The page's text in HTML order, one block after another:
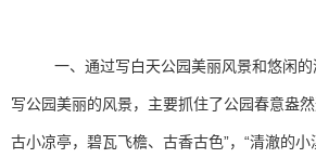
一、通过写白天公园美丽风景和悠闲的
写公园美丽的风景，主要抓住了公园春意盎
古小凉亭，碧瓦飞檐、古香古色”，“清澈的